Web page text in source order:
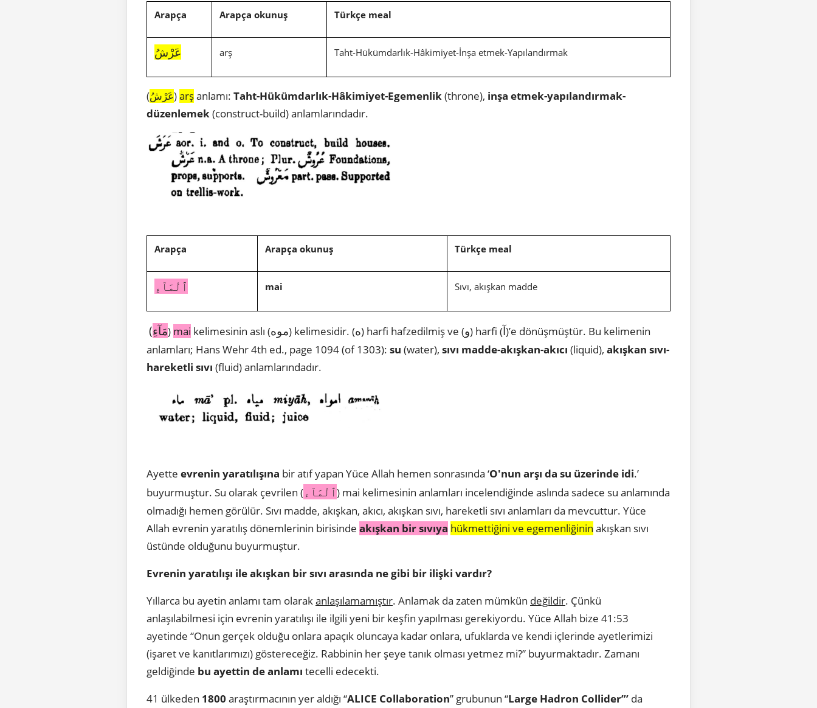
Arapça Arapça okunuş Türkçe meal
عَرْشُ arş Taht-Hükümdarlık-Hâkimiyet-İnşa etmek-Yapılandırmak
(عَرْشُ)arşanlamı: Taht-Hükümdarlık-Hâkimiyet-Egemenlik(throne), inşa etmek-yapılandırmak-
düzenlemek(construct-build) anlamlarındadır.
Arapça Arapça okunuş Türkçe meal
ٱلْمَآءِ mai Sıvı, akışkan madde
(مَآءِ) mai kelimesinin aslı (موه) kelimesidir. (ه) harfi hafzedilmiş ve (و) harfi (آ)’e dönüşmüştür. Bu kelimenin
anlamları; Hans Wehr 4th ed., page 1094 (of 1303): su (water), sıvı madde-akışkan-akıcı (liquid), akışkan sıvı-
hareketli sıvı (fluid) anlamlarındadır.
Ayette evrenin yaratılışına bir atıf yapan Yüce Allah hemen sonrasında ‘O'nun arşı da su üzerinde idi.’
buyurmuştur. Su olarak çevrilen (ٱلْمَآء) mai kelimesinin anlamları incelendiğinde aslında sadece su anlamında
olmadığı hemen görülür. Sıvı madde, akışkan, akıcı, akışkan sıvı, hareketli sıvı anlamları da mevcuttur. Yüce
Allah evrenin yaratılış dönemlerinin birisinde akışkan bir sıvıya hükmettiğini ve egemenliğinin akışkan sıvı
üstünde olduğunu buyurmuştur.
Evrenin yaratılışı ile akışkan bir sıvı arasında ne gibi bir ilişki vardır?
Yıllarca bu ayetin anlamı tam olarakanlaşılamamıştır. Anlamak da zaten mümkün değildir. Çünkü
anlaşılabilmesi için evrenin yaratılışı ile ilgili yeni bir keşfin yapılması gerekiyordu. Yüce Allah bize 41:53
ayetinde “Onun gerçek olduğu onlara apaçık oluncaya kadar onlara, ufuklarda ve kendi içlerinde ayetlerimizi
(işaret ve kanıtlarımızı) göstereceğiz. Rabbinin her şeye tanık olması yetmez mi?” buyurmaktadır. Zamanı
geldiğinde bu ayettin de anlamı tecelli edecekti.
41 ülkeden 1800 araştırmacının yer aldığı “ALICE Collaboration” grubunun “Large Hadron Collider”’ da